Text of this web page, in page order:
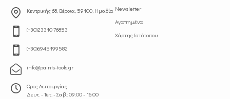
Κεντρικής 68, Βέροια, 59100, Ημαθία
(+30)23310 76853
(+30)6945199582
info@paints-tools.gr
Ωρες Λειτουργίας
Δευτ. - Τετ. - Σαβ.: 09:00 - 16:00
Newsletter
Αγαπημένα
Χάρτης Ιστότοπου